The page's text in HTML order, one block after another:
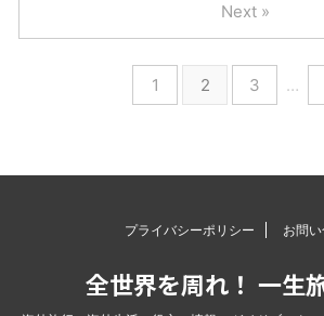
1 2 3 …
Next »
プライバシーポリシー お問
全世界を周れ！ 一生